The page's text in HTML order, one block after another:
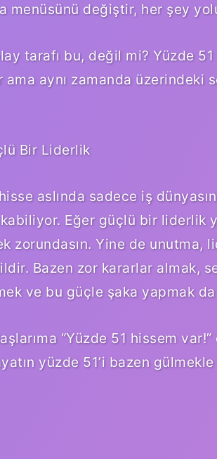
menüsünü değiştir, her şey
tarafı bu, değil mi? Yüzde
ama aynı zamanda üzerindeki
Bir Liderlik
aslında sadece iş
Eğer güçlü bir
zorundasın. Yine de unutma,
Bazen zor kararlar almak,
ve bu güçle şaka yapmak
“Yüzde 51 hissem
yüzde 51’i bazen